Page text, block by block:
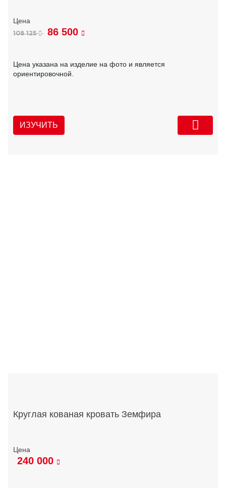
108 125 86 500
Цена указана на изделие на фото и является
ориентировочной.
ИЗУЧИТЬ
Круглая кованая кровать Земфира
240 000